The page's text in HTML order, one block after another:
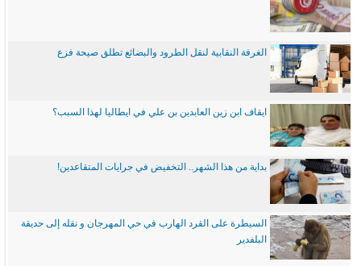
الغرفة النقابية لنقل الطرود والبضائع تطلق صيحة فزع
ايقاف ابن زين العابدين بن علي في ايطاليا لهذا السبب؟
بداية من هذا الشهر.. التخفيض في جرايات المتقاعدين!
السيطرة على القرد الهارب في حي المهرجان و نقله إلى حديقة
البلفدير